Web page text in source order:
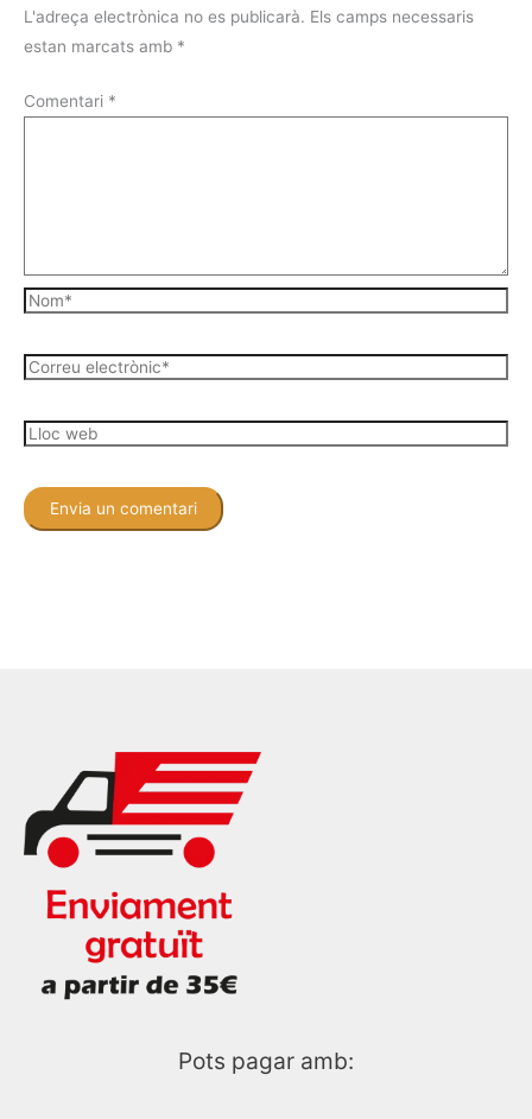
L'adreça electrònica no es publicarà. Els camps necessaris
estan marcats amb *
Comentari *
Nom*
Correu
Lloc
Pots pagar amb: